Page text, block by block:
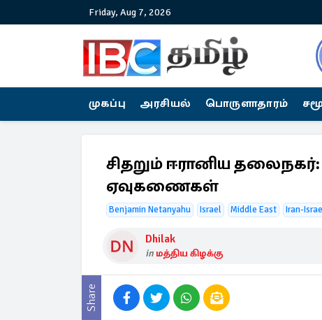
Friday, Aug 7, 2026
முகப்பு அரசியல் பொருளாதாரம்
சிதறும் ஈரானிய
ஏவுகணைகள்
Benjamin Netanyahu Israel Middle East Iran-
Dhilak
in மத்திய கிழக்கு
Share